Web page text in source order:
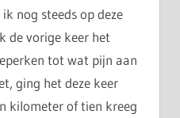
nog steeds op deze
de vorige keer het
tot wat pijn aan
ging het deze keer
kilometer of tien kreeg